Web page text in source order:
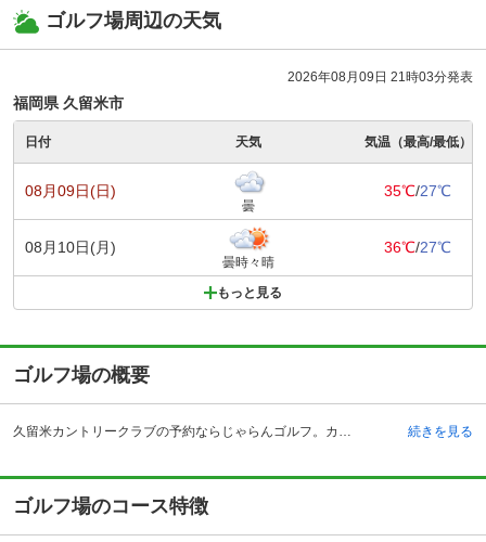
ゴルフ場周辺の天気
2026年08月09日 21時03分発表
福岡県 久留米市
日付 天気 気温（最高/最低）
08月09日(日)
曇
35℃/27℃
08月10日(月)
曇時々晴
36℃/27℃
もっと見る
ゴルフ場の概要
久留米カントリークラブの予約ならじゃらんゴルフ。カートの有無や利用税、キャンセル料、ナイター設備、駐車場などのコース情報はもちろん、口コミ、フォトギャラリーなどコースの難易度や攻略に役立つ情報充実、予約する度にポイントが貯まるのでお得にゴルフをお楽しみ頂けます。 標高150メートルの高台にあり、筑後平野・有明海が一望できるこの倶楽部は、九州自動車道、広川インターチェンジより2キロほどの位置にあり、1979年開場された歴史のある倶楽部として有名です。クラブハウス内には、ウェアからゴルフ小物まで必要に応じて購入していただけるショップや、一般の方もご利用できるレストランもあり、朝食（和食・洋食）のご用意もできます。また会員専用ロッカー室はシックな木目を基調としたものとなっていて、男性浴場にはサウナも完備、女子浴場には明るい広々としたドレッサーも完備されています。毎月行われるシニア・レディスDAYでは、女性と60歳以上の方に通常料金でお食事付きプレイ、特に女性の方にはアメニティグッズのプレゼントがあるなど、サービスにも力を注いでいます。 続きを見る
ゴルフ場のコース特徴